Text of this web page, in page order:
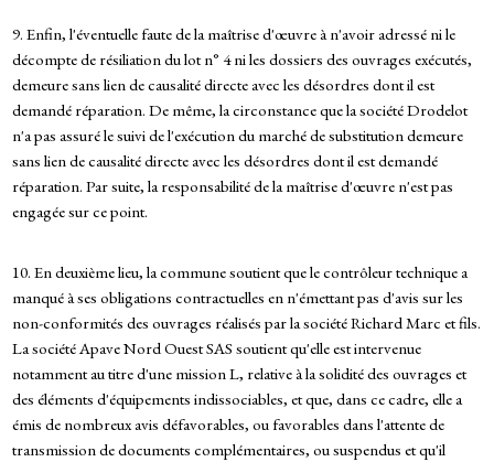
9. Enfin, l'éventuelle faute de la maîtrise d'œuvre à n'avoir adressé ni le
décompte de résiliation du lot n° 4 ni les dossiers des ouvrages exécutés,
demeure sans lien de causalité directe avec les désordres dont il est
demandé réparation. De même, la circonstance que la société Drodelot
n'a pas assuré le suivi de l'exécution du marché de substitution demeure
sans lien de causalité directe avec les désordres dont il est demandé
réparation. Par suite, la responsabilité de la maîtrise d'œuvre n'est pas
engagée sur ce point.
10. En deuxième lieu, la commune soutient que le contrôleur technique a
manqué à ses obligations contractuelles en n'émettant pas d'avis sur les
non-conformités des ouvrages réalisés par la société Richard Marc et fils.
La société Apave Nord Ouest SAS soutient qu'elle est intervenue
notamment au titre d'une mission L, relative à la solidité des ouvrages et
des éléments d'équipements indissociables, et que, dans ce cadre, elle a
émis de nombreux avis défavorables, ou favorables dans l'attente de
transmission de documents complémentaires, ou suspendus et qu'il